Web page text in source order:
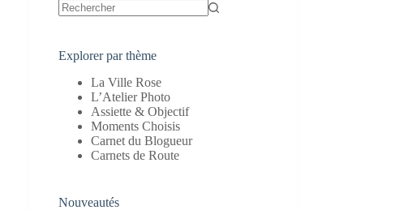
Explorer par thème
La Ville Rose
L’Atelier Photo
Assiette & Objectif
Moments Choisis
Carnet du Blogueur
Carnets de Route
Nouveautés